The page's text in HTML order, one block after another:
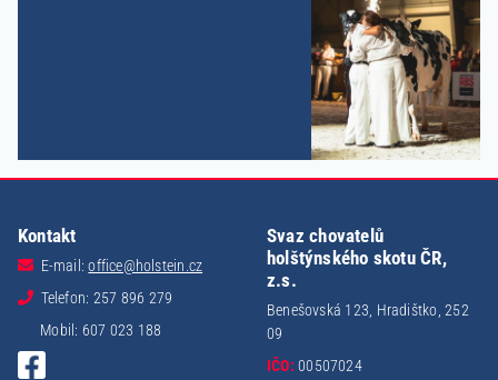
Kontakt
E-mail:office@holstein.cz
Telefon: 257 896 279
Mobil: 607 023 188
Svaz chovatelů
holštýnského skotu ČR,
z.s.
Benešovská 123, Hradištko, 252
09
IČO: 00507024